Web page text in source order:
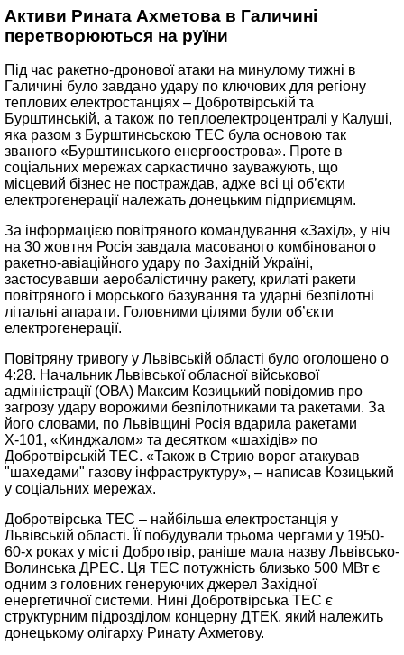
Активи Рината Ахметова в Галичині
перетворюються на руїни
Під час ракетно-дронової атаки на минулому тижні в
Галичині було завдано удару по ключових для регіону
теплових електростанціях – Добротвірській та
Бурштинській, а також по теплоелектроцентралі у Калуші,
яка разом з Бурштинсьскою ТЕС була основою так
званого «Бурштинського енергоострова». Проте в
соціальних мережах саркастично зауважують, що
місцевий бізнес не постраждав, адже всі ці об’єкти
електрогенерації належать донецьким підприємцям.
За інформацією повітряного командування «Захід», у ніч
на 30 жовтня Росія завдала масованого комбінованого
ракетно-авіаційного удару по Західній Україні,
застосувавши аеробалістичну ракету, крилаті ракети
повітряного і морського базування та ударні безпілотні
літальні апарати. Головними цілями були об’єкти
електрогенерації.
Повітряну тривогу у Львівській області було оголошено о
4:28. Начальник Львівської обласної військової
адміністрації (ОВА) Максим Козицький повідомив про
загрозу удару ворожими безпілотниками та ракетами. За
його словами, по Львівщині Росія вдарила ракетами
Х-101, «Кинджалом» та десятком «шахідів» по
Добротвірській ТЕС. «Також в Стрию ворог атакував
"шахедами" газову інфраструктуру», – написав Козицький
у соціальних мережах.
Добротвірська ТЕС – найбільша електростанція у
Львівській області. Її побудували трьома чергами у 1950-
60-х роках у місті Добротвір, раніше мала назву Львівсько-
Волинська ДРЕС. Ця ТЕС потужність близько 500 МВт є
одним з головних генеруючих джерел Західної
енергетичної системи. Нині Добротвірська ТЕС є
структурним підрозділом концерну ДТЕК, який належить
донецькому олігарху Ринату Ахметову.